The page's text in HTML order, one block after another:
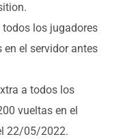
los jugadores
el servidor antes
a todos los
vueltas en el
22/05/2022.